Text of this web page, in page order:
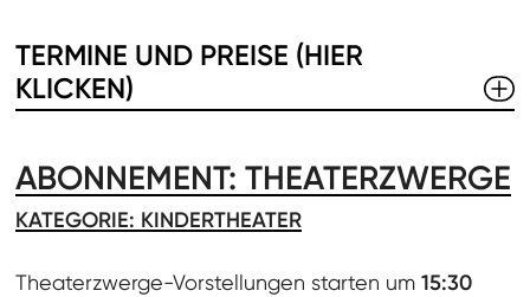
TERMINE UND PREISE (HIER
KLICKEN)
ABONNEMENT: THEATERZWERGE
KATEGORIE: KINDERTHEATER
Theaterzwerge-Vorstellungen starten um 15:30